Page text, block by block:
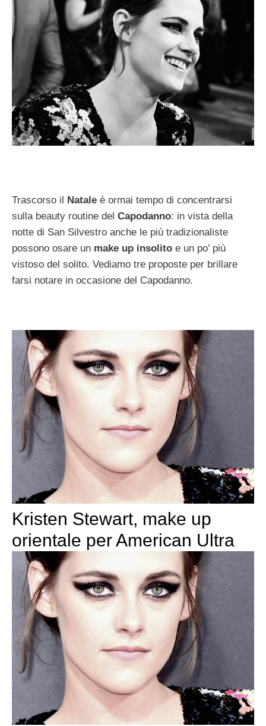
Trascorso il Natale è ormai tempo di concentrarsi
sulla beauty routine del Capodanno: in vista della
notte di San Silvestro anche le più tradizionaliste
possono osare un make up insolito e un po’ più
vistoso del solito. Vediamo tre proposte per brillare
farsi notare in occasione del Capodanno.
Kristen Stewart, make up
orientale per American Ultra